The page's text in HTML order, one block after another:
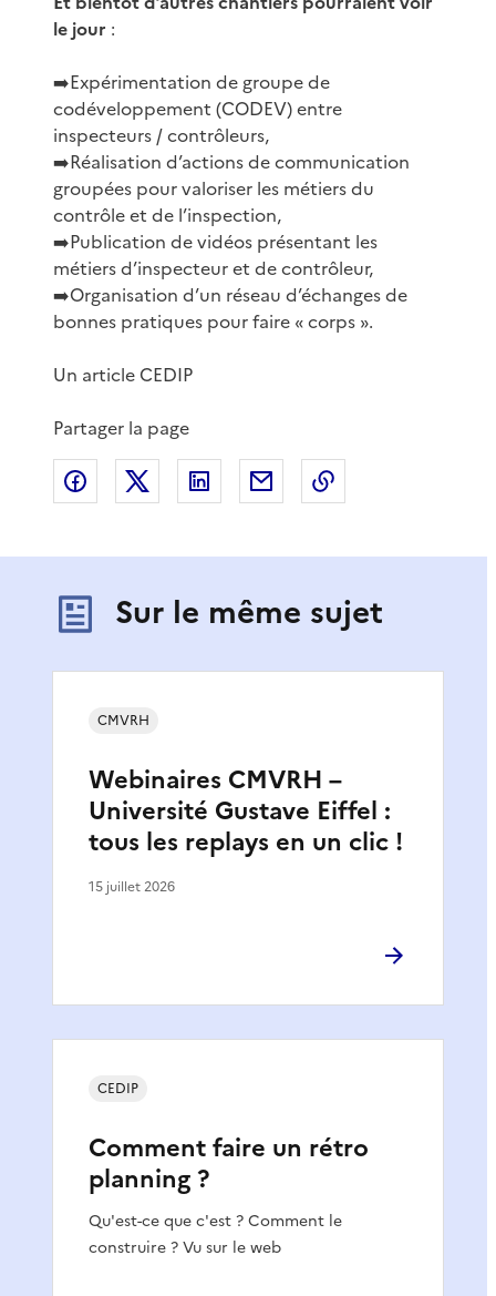
le jour :
➡️Expérimentation de groupe de
codéveloppement (CODEV) entre
inspecteurs / contrôleurs,
➡️Réalisation d’actions de communication
groupées pour valoriser les métiers du
contrôle et de l’inspection,
➡️Publication de vidéos présentant les
métiers d’inspecteur et de contrôleur,
➡️Organisation d’un réseau d’échanges de
bonnes pratiques pour faire « corps ».
Un article CEDIP
Partager la page
Partager sur Facebook
Partager sur XPartager sur LinkedIn
Partager par email
Sur le même sujet
Webinaires CMVRH –
Université Gustave Eiffel :
tous les replays en un clic !
CMVRH
15 juillet 2026
Comment faire un rétro
planning ?
Qu'est-ce que c'est ? Comment le
construire ? Vu sur le web
CEDIP